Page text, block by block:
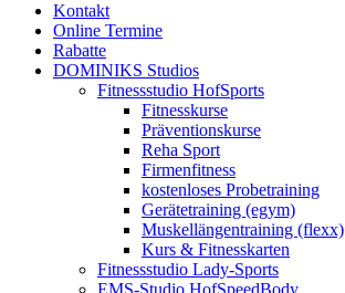
Kontakt
Online Termine
Rabatte
DOMINIKS Studios
Fitnessstudio HofSports
Fitnesskurse
Präventionskurse
Reha Sport
Firmenfitness
kostenloses Probetraining
Gerätetraining (egym)
Muskellängentraining (flexx)
Kurs & Fitnesskarten
Fitnessstudio Lady-Sports
EMS-Studio HofSpeedBody